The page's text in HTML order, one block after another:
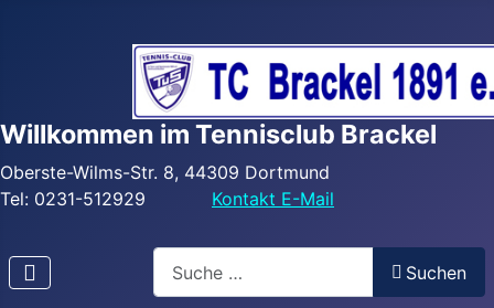
Willkommen im Tennisclub Brackel
Oberste-Wilms-Str. 8, 44309 Dortmund
Tel: 0231-512929
Kontakt E-Mail
Suchen